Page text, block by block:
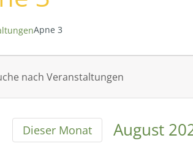
Apne 3
Dieser Monat
August